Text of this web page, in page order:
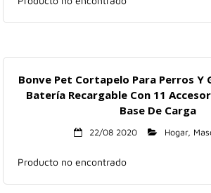
Bonve Pet Cortapelo Para Perros Y
Batería Recargable Con 11
Base De Carga
22/08 2020 Hogar,
Producto no encontrado